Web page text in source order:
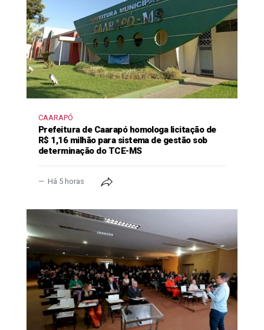
CAARAPÓ
Prefeitura de Caarapó homologa licitação de
R$ 1,16 milhão para sistema de gestão sob
determinação do TCE-MS
Há 5 horas